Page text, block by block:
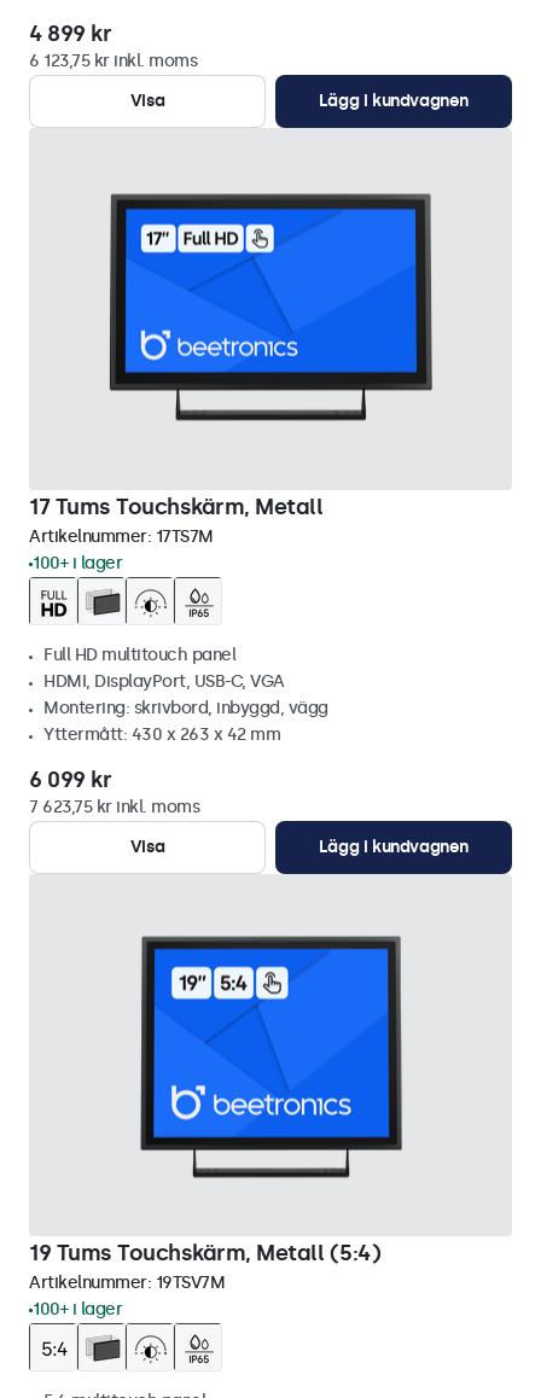
4 899 kr
6 123,75 kr inkl. moms
Visa
Lägg i kundvagnen
17 Tums Touchskärm, Metall
Artikelnummer: 17TS7M
100+ i lager
Full HD multitouch panel
HDMI, DisplayPort, USB-C, VGA
Montering: skrivbord, inbyggd, vägg
Yttermått: 430 x 263 x 42 mm
6 099 kr
7 623,75 kr inkl. moms
Visa
Lägg i kundvagnen
19 Tums Touchskärm, Metall (5:4)
Artikelnummer: 19TSV7M
100+ i lager